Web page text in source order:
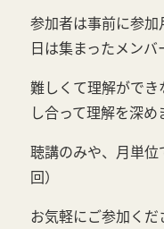
参加者は事前に参加
日は集まったメンバ
難しくて理解がで
し合って理解を深め
聴講のみや、月単位
回）
お気軽にご参加くだ